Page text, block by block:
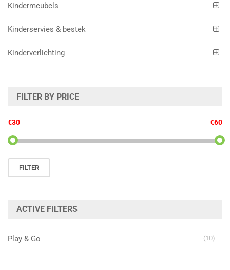
Kindermeubels
Kinderservies & bestek
Kinderverlichting
FILTER BY PRICE
Min.
Max.FILTER
€30 €60
ACTIVE FILTERS
Play & Go (10)